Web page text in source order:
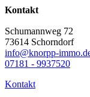
Kontakt
Schumannweg 72
73614 Schorndorf
info@knorpp-
07181 - 9937520
Kontakt